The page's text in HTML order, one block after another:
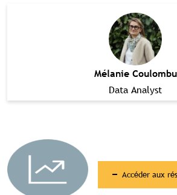
Mélanie Coulombu
Data Analyst
Accéder aux
Contenu réservé aux
premium
Souscrivez à l'abonnement et